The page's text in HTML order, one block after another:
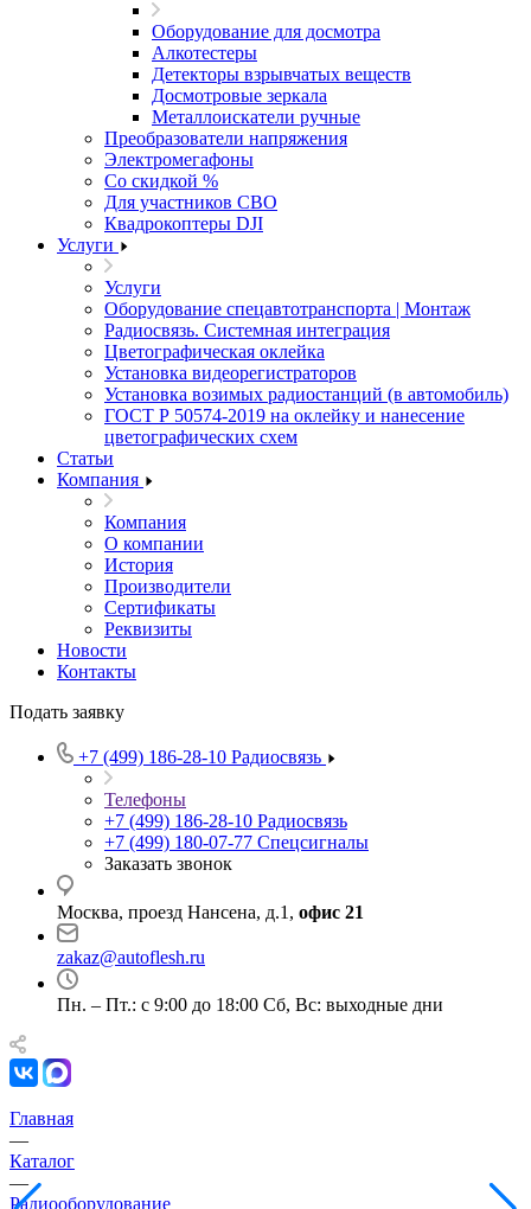
Оборудование для досмотра
Алкотестеры
Детекторы взрывчатых веществ
Досмотровые зеркала
Металлоискатели ручные
Преобразователи напряжения
Электромегафоны
Со скидкой %
Для участников СВО
Квадрокоптеры DJI
Услуги
Услуги
Оборудование спецавтотранспорта | Монтаж
Радиосвязь. Системная интеграция
Цветографическая оклейка
Установка видеорегистраторов
Установка возимых радиостанций (в автомобиль)
ГОСТ Р 50574-2019 на оклейку и нанесение
цветографических схем
Статьи
Компания
Компания
О компании
История
Производители
Сертификаты
Реквизиты
Новости
Контакты
Подать заявку
+7 (499) 186-28-10 Радиосвязь
Телефоны
+7 (499) 186-28-10 Радиосвязь
+7 (499) 180-07-77 Спецсигналы
Заказать звонок
Москва, проезд Нансена, д.1, офис 21
zakaz@autoflesh.ru
Пн. – Пт.: с 9:00 до 18:00 Cб, Вс: выходные дни
Главная
—
Каталог
—
Радиооборудование